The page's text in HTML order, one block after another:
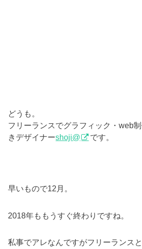
どうも。
フリーランスでグラフィック・web
きデザイナーshoji@ です。
早いもので12月。
2018年ももうすぐ終わりですね。
私事でアレなんですがフリーランス